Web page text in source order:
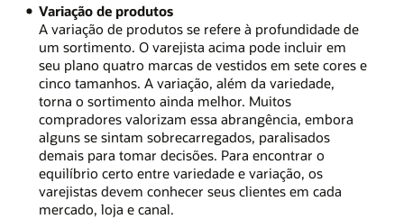
Variação de produtos
A variação de produtos se refere à profundidade de
um sortimento. O varejista acima pode incluir em
seu plano quatro marcas de vestidos em sete cores e
cinco tamanhos. A variação, além da variedade,
torna o sortimento ainda melhor. Muitos
compradores valorizam essa abrangência, embora
alguns se sintam sobrecarregados, paralisados
demais para tomar decisões. Para encontrar o
equilíbrio certo entre variedade e variação, os
varejistas devem conhecer seus clientes em cada
mercado, loja e canal.